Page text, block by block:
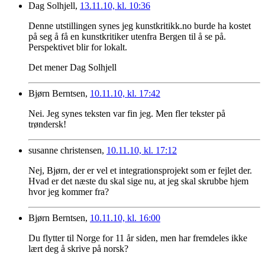
Dag Solhjell, 13.11.10, kl. 10:36
Denne utstillingen synes jeg kunstkritikk.no burde ha kostet
på seg å få en kunstkritiker utenfra Bergen til å se på.
Perspektivet blir for lokalt.
Det mener Dag Solhjell
Bjørn Berntsen, 10.11.10, kl. 17:42
Nei. Jeg synes teksten var fin jeg. Men fler tekster på
trøndersk!
susanne christensen, 10.11.10, kl. 17:12
Nej, Bjørn, der er vel et integrationsprojekt som er fejlet der.
Hvad er det næste du skal sige nu, at jeg skal skrubbe hjem
hvor jeg kommer fra?
Bjørn Berntsen, 10.11.10, kl. 16:00
Du flytter til Norge for 11 år siden, men har fremdeles ikke
lært deg å skrive på norsk?